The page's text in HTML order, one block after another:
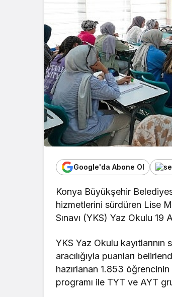
Google'da Abone Ol
Konya Büyükşehir
hizmetlerini sürdüren Lise
Sınavı (YKS) Yaz Okulu 19
YKS Yaz Okulu
aracılığıyla puanları
hazırlanan 1.853 öğrencinin
programı ile TYT ve AYT